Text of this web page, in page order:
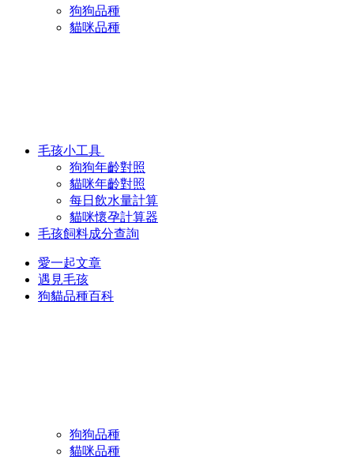
狗狗品種
貓咪品種
毛孩小工具
狗狗年齡對照
貓咪年齡對照
每日飲水量計算
貓咪懷孕計算器
毛孩飼料成分查詢
愛一起文章
遇見毛孩
狗貓品種百科
狗狗品種
貓咪品種